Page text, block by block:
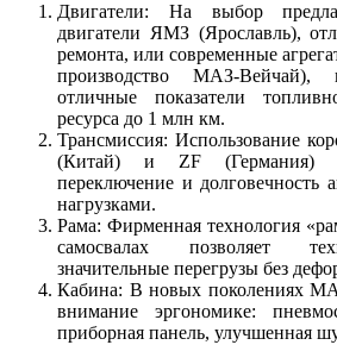
Двигатели: На выбор
двигатели ЯМЗ (Ярославль),
ремонта, или современные
производство МАЗ-Вейчай),
отличные показатели
ресурса до 1 млн км.
Трансмиссия: Использование
(Китай) и ZF (Германия)
переключение и долговечность
нагрузками.
Рама: Фирменная технология
самосвалах позволяет
значительные перегрузы без
Кабина: В новых поколениях
внимание эргономике:
приборная панель, улучшенная